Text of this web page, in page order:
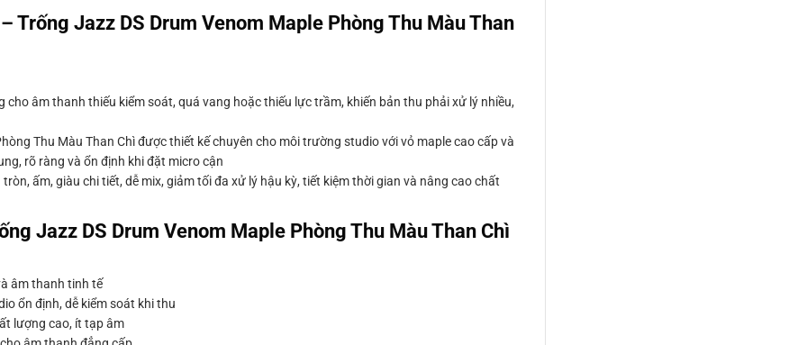
Trống Jazz DS Drum Venom Maple Phòng Thu Màu Than
âm thanh thiếu kiểm soát, quá vang hoặc thiếu lực trầm, khiến bản thu phải xử lý nhiều,
Thu Màu Than Chì được thiết kế chuyên cho môi trường studio với vỏ maple cao cấp và
rõ ràng và ổn định khi đặt micro cận
ấm, giàu chi tiết, dễ mix, giảm tối đa xử lý hậu kỳ, tiết kiệm thời gian và nâng cao chất
Jazz DS Drum Venom Maple Phòng Thu Màu Than Chì
âm thanh tinh tế
ổn định, dễ kiểm soát khi thu
lượng cao, ít tạp âm